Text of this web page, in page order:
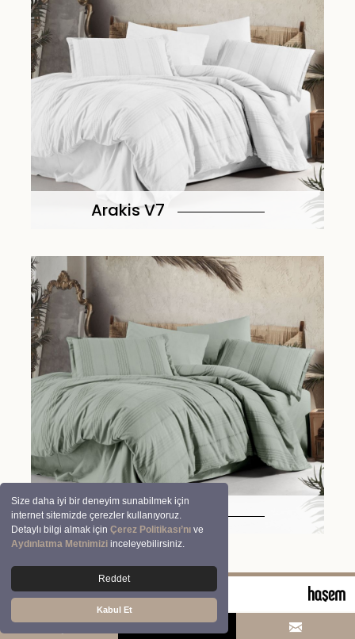
Size daha iyi bir deneyim sunabilmek için
internet sitemizde çerezler kullanıyoruz.
Detaylı bilgi almak içinÇerez Politikası’nı ve
Aydınlatma Metnimizi inceleyebilirsiniz.
Reddet
Kabul Et
Arakis V7
Arakis V8
© 2026 Clasy | Aran Tekstil San. ve Tic. A.Ş.